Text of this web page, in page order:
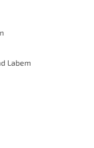
Labem